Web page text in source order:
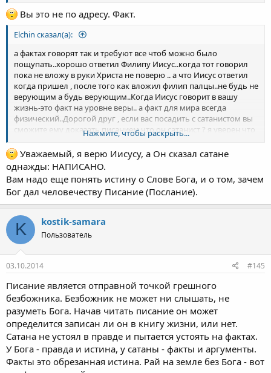
Вы это не по адресу. Факт.
Elchin сказал(а):
а фактах говорят так и требуют все чтоб можно было
пощупать..хорошо ответил Филипу Иисус..когда тот говорил
пока не вложу в руки Христа не поверю .. а что Иисус ответил
когда пришел , после того как вложил филип палцы..не будь не
верующим а будь верующим..Когда Иисус говорит в вашу
жизнь-это факт на уровне веры.. а факт для мира всегда
физический..Дорогой друг , если вас посадить с сатанистом вы
сможите ему доказать писанием что он сатанист ? я уверен что
не докажите ..так тут нужна Сила Божья.. наша война не против
плоти и крови..если вы не понимаете слов Иисуса Христа то
проблема не в тех кто перевел библию а у вас..так кто Его тот
все понимает и может судеть обо всем так как духовен..а о нем
судить не могут..слово судить тут не означающее осудить или
засудить..читающий поймет..и павел тоже имел ввиду тоже
самое..как думаете послания семи церквям к нам относиться ?
Нажмите, чтобы раскрыть...
Уважаемый, я верю Иисусу, а Он сказал сатане
однажды: НАПИСАНО.
Вам надо еще понять истину о Слове Бога, и о том, зачем
Бог дал человечеству Писание (Послание).
K kostik-samara
Пользователь
03.10.2014 #145
Писание является отправной точкой грешного
безбожника. Безбожник не может ни слышать, не
разуметь Бога. Начав читать писание он может
определится записан ли он в книгу жизни, или нет.
Сатана не устоял в правде и пытается устоять на фактах.
У Бога - правда и истина, у сатаны - факты и аргументы.
Факты это обрезанная истина. Рай на земле без Бога - вот